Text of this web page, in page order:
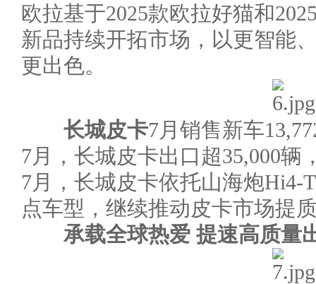
欧拉基于2025款欧拉好猫和
新品持续开拓市场，以更智能
更出色。
长城皮卡7月销售新车
7月，长城皮卡出口超35,000
7月，长城皮卡依托山海炮Hi4-
点车型，继续推动皮卡市场提
承载全球热爱 提速高质量